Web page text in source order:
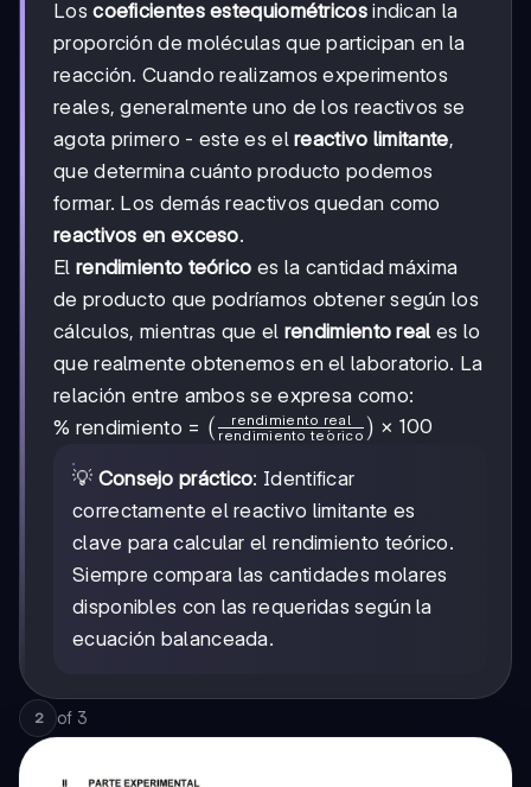
\longrightarrow
BaCrO_4 + KCl
Loscoeficientes estequiométricosindican la
proporción de moléculas que participan en la
reacción. Cuando realizamos experimentos
reales, generalmente uno de los reactivos se
agota primero - este es elreactivo limitante,
que determina cuánto producto podemos
formar. Los demás reactivos quedan como
reactivos en exceso.
El rendimiento teórico es la cantidad máxima
de producto que podríamos obtener según los
cálculos, mientras que el rendimiento real es lo
que realmente obtenemos en el laboratorio. La
relación entre ambos se expresa como:
% rendimiento = \left(
real}}
teórico}} \right) \times
100
( rendimiento teo
ˊ rico
rendimiento real ) × 100
💡 Consejo práctico: Identificar
correctamente el reactivo limitante es
clave para calcular el rendimiento teórico.
Siempre compara las cantidades molares
disponibles con las requeridas según la
ecuación balanceada.
2 of 3